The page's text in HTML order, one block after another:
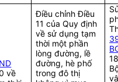
về
Điều chỉnh Điều
11 của Quy định
về sử dụng tạm
thời một phần
lòng đường, lề
đường, hè phố
trong đô thị